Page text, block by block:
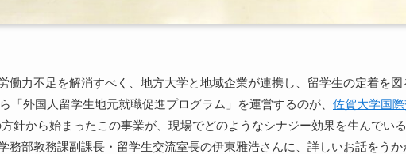
働力不足を解消すべく、地方大学と地域企業が連携し、留学生の定着を
「外国人留学生地元就職促進プログラム」を運営するのが、 佐賀大学国
針から始まったこの事業が、現場でどのようなシナジー効果を生んでい
務部教務課副課長・留学生交流室長の伊東雅浩さんに、詳しいお話をうか